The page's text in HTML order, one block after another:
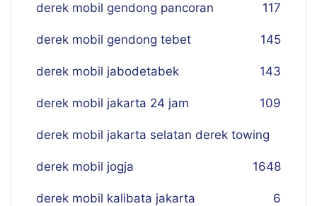
derek mobil gendong pancoran 117
derek mobil gendong tebet 145
derek mobil jabodetabek 143
derek mobil jakarta 24 jam 109
derek mobil jakarta selatan derek towing
48
derek mobil jogja 16
derek mobil kalibata jakarta 6